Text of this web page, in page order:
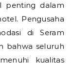
penting dalam
Pengusaha
di Seram
bahwa seluruh
kualitas